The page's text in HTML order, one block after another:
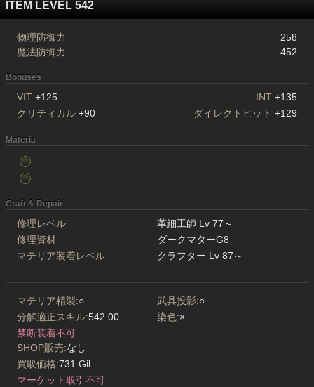
ITEM LEVEL 542
物理防御力
258
魔法防御力
452
Bonuses
VIT +125 INT +135
クリティカル +90 ダイレクトヒット +129
Materia
Craft & Repair
修理レベル
革細工師 Lv 77～
修理資材
ダークマターG8
マテリア装着レベル
クラフター Lv 87～
マテリア精製:○ 武具投影:○
分解適正スキル:542.00 染色:×
禁断装着不可
SHOP販売:なし
買取価格:731 Gil
マーケット取引不可